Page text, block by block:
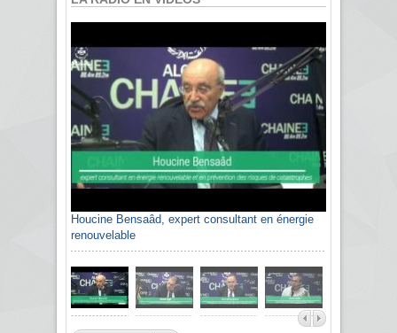
Houcine Bensaâd, expert consultant en énergie
renouvelable
Sami Agli, président de la Confédération
algérienne du patronat citoyen CAPC